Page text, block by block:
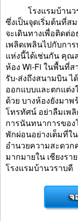
โรงแรมบ้านวรา
ซึ่งเป็นจุดเริ่มต้นที่ส
จะเดินทางเพื่อติดต่
เพลิดเพลินไปกับกา
แห่งนี้ได้เช่นกัน คุณ
ห้อง Wi-Fi ในพื้นที่
รับ-ส่งถึงสนามบิน ไ
ออกแบบและตกแต่ง
ด้วย บางห้องยังมา
โทรทัศน์ อย่าลืมเพ
การนันทนาการขอ
พักผ่อนอย่างเต็มที่ใ
อำนวยความสะดว
มากมายใน เชียงร
โรงแรมบ้านวราบดี